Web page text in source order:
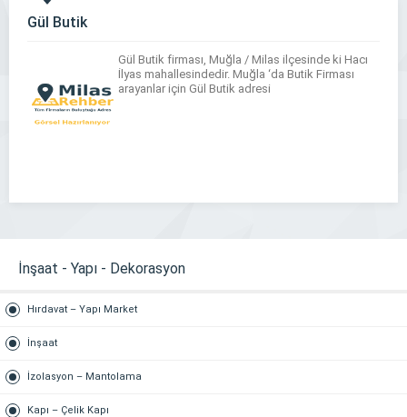
Gül Butik
Gül Butik firması, Muğla / Milas ilçesinde ki Hacı
İlyas mahallesindedir. Muğla ‘da Butik Firması
arayanlar için Gül Butik adresi
İnşaat - Yapı - Dekorasyon
Hırdavat – Yapı Market
İnşaat
İzolasyon – Mantolama
Kapı – Çelik Kapı